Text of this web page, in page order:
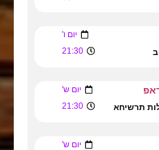
יום ו'
21:30
יום ש'
תרשיחא 21:30
יום ש'